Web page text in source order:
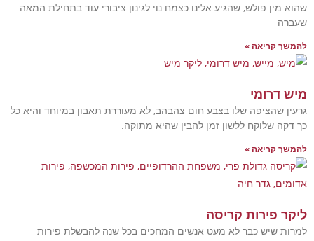
שהגיע אלינו כצמח נוי לגינון ציבורי עוד בתחילת המאה
»
שלו בצבע חום צהבהב, לא מעוררת תאבון במיוחד והיא כל
ללשון זמן להבין שהיא מתוקה.
»
קריסה
כבר לא מעט אנשים המחכים בכל שנה להבשלת פירות